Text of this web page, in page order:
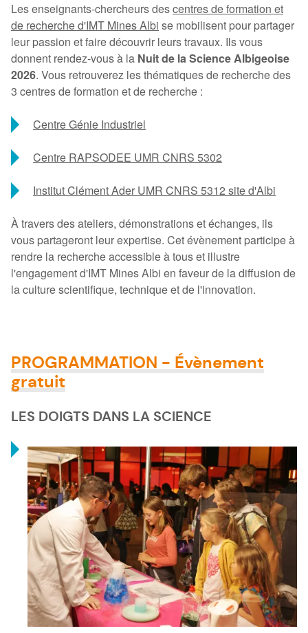
Les enseignants-chercheurs descentres de formation et
de recherche d'IMT Mines Albi se mobilisent pour partager
leur passion et faire découvrir leurs travaux. Ils vous
donnent rendez-vous à la Nuit de la Science Albigeoise
2026. Vous retrouverez les thématiques de recherche des
3 centres de formation et de recherche :
Centre Génie Industriel
Centre RAPSODEE UMR CNRS 5302
Institut Clément Ader UMR CNRS 5312 site d'Albi
À travers des ateliers, démonstrations et échanges, ils
vous partageront leur expertise. Cet évènement participe à
rendre la recherche accessible à tous et illustre
l'engagement d'IMT Mines Albi en faveur de la diffusion de
la culture scientifique, technique et de l'innovation.
PROGRAMMATION - Évènement
gratuit
LES DOIGTS DANS LA SCIENCE